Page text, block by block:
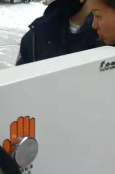
奔赴纯净小金 这场推介会在成都解锁户
外文旅新机遇
千年古城遇上开放麦：松潘百姓当主角
理论宣讲“潮”起来
惊艳出圈！四川小金快闪活动点亮成渝
夏夜
阿坝大草原文化旅游节今起在红原启动